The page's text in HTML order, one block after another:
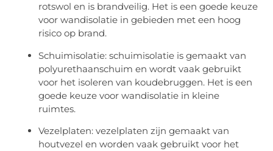
rotswol en is brandveilig. Het is een goede keuze
voor wandisolatie in gebieden met een hoog
risico op brand.
Schuimisolatie: schuimisolatie is gemaakt van
polyurethaanschuim en wordt vaak gebruikt
voor het isoleren van koudebruggen. Het is een
goede keuze voor wandisolatie in kleine
ruimtes.
Vezelplaten: vezelplaten zijn gemaakt van
houtvezel en worden vaak gebruikt voor het